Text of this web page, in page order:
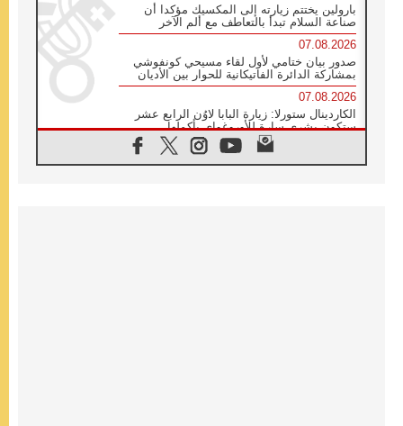
بارولين يختتم زيارته إلى المكسيك مؤكدا أن
صناعة السلام تبدأ بالتعاطف مع ألم الآخر
07.08.2026
صدور بيان ختامي لأول لقاء مسيحي كونفوشي
بمشاركة الدائرة الفاتيكانية للحوار بين الأديان
07.08.2026
الكاردينال ستورلا: زيارة البابا لاوُن الرابع عشر
ستكون بشرى سارة للأوروغواي بأكملها
الفاتيكان يعلن برنامج الزيارة الرسولية للبابا لاوُن